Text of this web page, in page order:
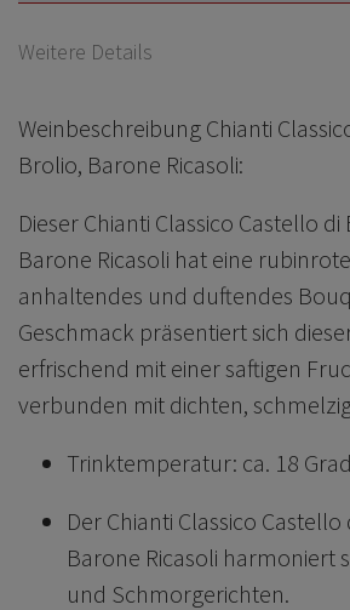
Weitere Details
Weinbeschreibung Chianti
Brolio, Barone Ricasoli:
Dieser Chianti Classico Castello
Barone Ricasoli hat eine
anhaltendes und duftendes
Geschmack präsentiert sich
erfrischend mit einer saftigen
verbunden mit dichten,
Trinktemperatur: ca. 18 Grad
Der Chianti Classico
Barone Ricasoli harmoniert
und Schmorgerichten.